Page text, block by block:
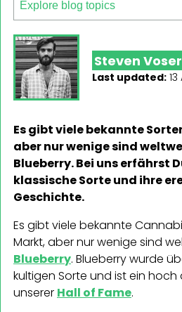
Steven Voser
Last updated:
Es gibt viele bekannte
aber nur wenige sind
Blueberry. Bei uns erfährst
klassische Sorte und ihre
Geschichte.
Es gibt viele bekannte
Markt, aber nur wenige sind
Blueberry. Blueberry wurde
kultigen Sorte und ist ein
unserer Hall of Fame.